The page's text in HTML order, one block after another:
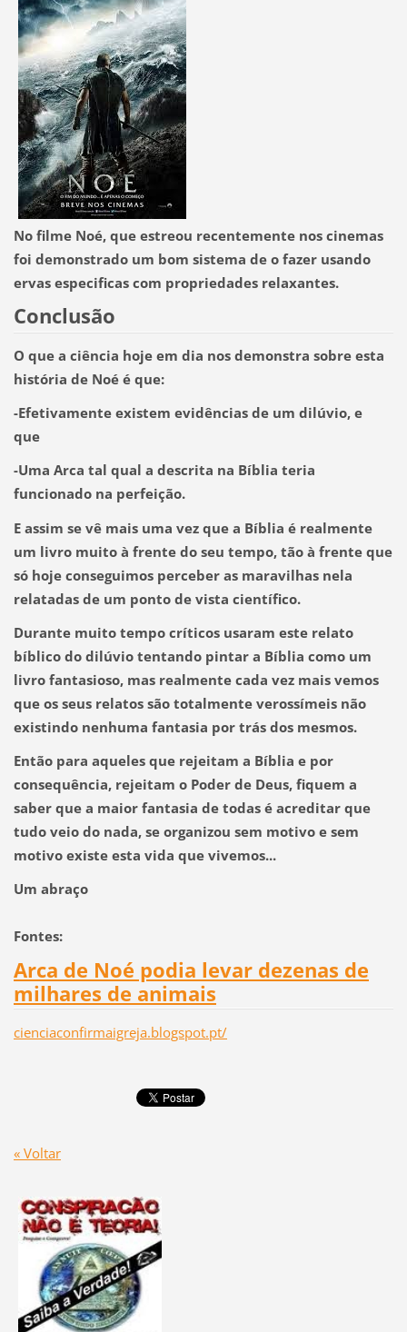
No filme Noé, que estreou recentemente nos cinemas
foi demonstrado um bom sistema de o fazer usando
ervas especificas com propriedades relaxantes.
Conclusão
O que a ciência hoje em dia nos demonstra sobre esta
história de Noé é que:
-Efetivamente existem evidências de um dilúvio,e
que
-Uma Arca tal qual a descrita na Bíblia teria
funcionado na perfeição.
E assim se vê mais uma vez que a Bíblia é realmente
um livro muito à frente do seu tempo, tão à frente que
só hoje conseguimos perceber as maravilhas nela
relatadas de um ponto de vista científico.
Durante muito tempo críticos usaram este relato
bíblico do dilúvio tentando pintar a Bíblia como um
livro fantasioso, mas realmente cada vez mais vemos
que os seus relatos são totalmente verossímeis não
existindo nenhuma fantasia por trás dos mesmos.
Então para aqueles que rejeitam a Bíblia e por
consequência, rejeitam o Poder de Deus, fiquem a
saber quea maior fantasia de todas é acreditar que
tudo veio do nada, se organizou sem motivo e sem
motivo existe esta vida que vivemos...
Um abraço
Fontes:
Arca de Noé podia levar dezenas de
milhares de animais
cienciaconfirmaigreja.blogspot.pt/
« Voltar